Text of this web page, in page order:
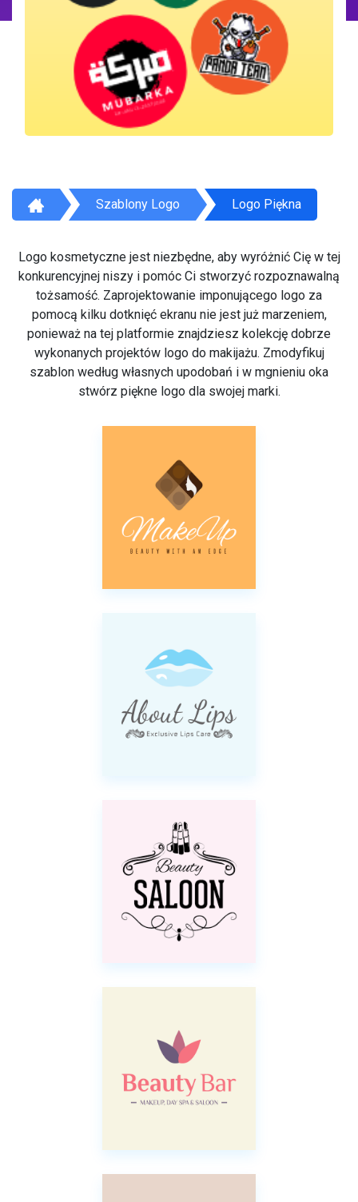
Szablony Logo Logo Piękna
Logo kosmetyczne jest niezbędne, aby wyróżnić Cię w tej
konkurencyjnej niszy i pomóc Ci stworzyć rozpoznawalną
tożsamość. Zaprojektowanie imponującego logo za
pomocą kilku dotknięć ekranu nie jest już marzeniem,
ponieważ na tej platformie znajdziesz kolekcję dobrze
wykonanych projektów logo do makijażu. Zmodyfikuj
szablon według własnych upodobań i w mgnieniu oka
stwórz piękne logo dla swojej marki.